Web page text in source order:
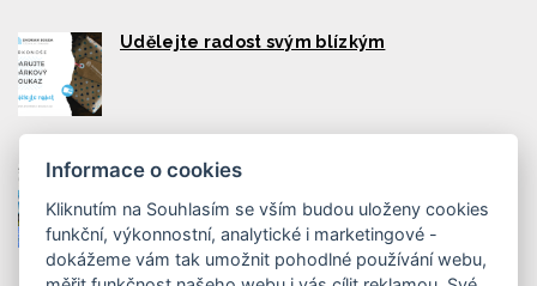
Udělejte radost svým blízkým
Dětský park Lemurie v Peci pod Sněžkou
Informace o cookies
Kliknutím na Souhlasím se vším budou uloženy cookies
funkční, výkonnostní, analytické i marketingové -
dokážeme vám tak umožnit pohodlné používání webu,